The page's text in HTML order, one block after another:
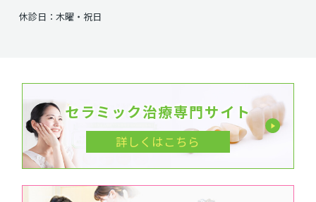
休診日：木曜・祝日
セラミック治療専門サイト
詳しくはこちら